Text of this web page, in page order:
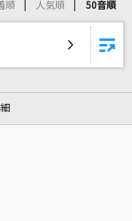
の一覧
順 人気順 50音順